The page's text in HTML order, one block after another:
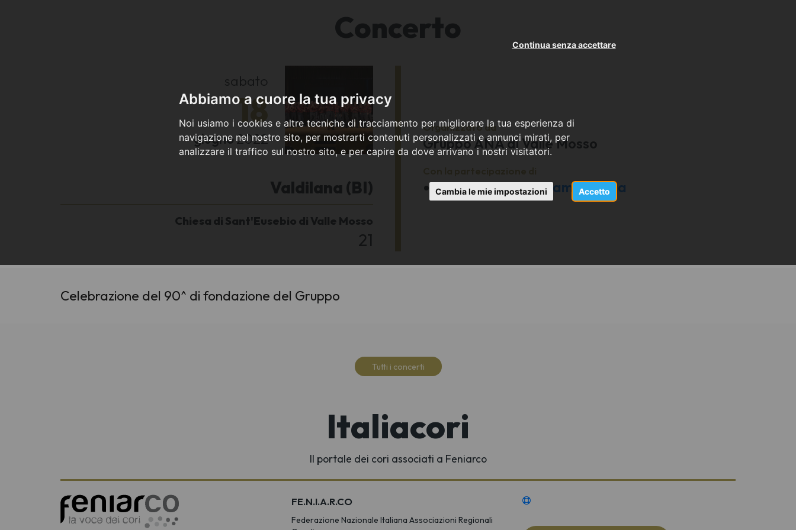
Abbiamo a cuore la tua privacy
Noi usiamo i cookies e altre tecniche di tracciamento per migliorare la tua esperienza di
navigazione nel nostro sito, per mostrarti contenuti personalizzati e annunci mirati, per
analizzare il traffico sul nostro sito, e per capire da dove arrivano i nostri visitatori.
Accetto
Continua senza accettare
Cambia le mie impostazioni
Concerto
sabato
18
giugno2022
Valdilana (BI)
Chiesa di Sant'Eusebio di Valle Mosso
21
Organizzato da
Gruppo ANA di Valle Mosso
Coro Biellese La Campagnola
Celebrazione del 90^ di fondazione del Gruppo
Tutti i concerti
Italiacori
Il portale dei cori associati a Feniarco
FE.N.I.A.R.CO
Federazione Nazionale Italiana Associazioni Regionali